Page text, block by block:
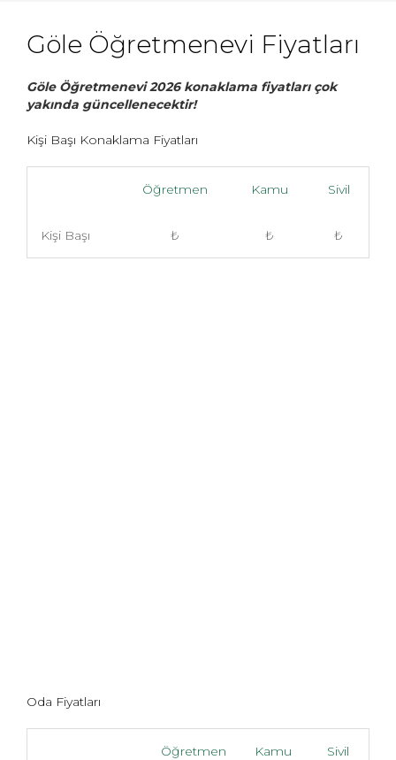
Göle Öğretmenevi Fiyatları
Göle Öğretmenevi 2026 konaklama fiyatları çok
yakında güncellenecektir!
Kişi Başı Konaklama Fiyatları
Öğretmen Kamu Sivil
Kişi Başı ₺ ₺ ₺
Oda Fiyatları
Öğretmen Kamu Sivil